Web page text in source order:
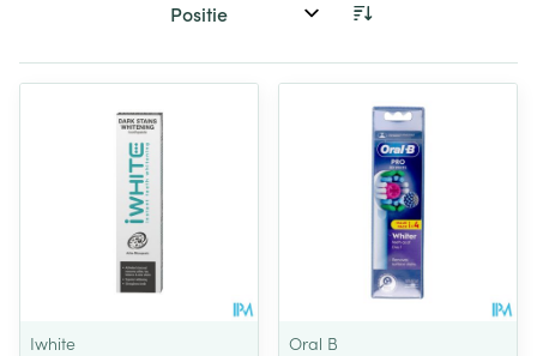
Sorteer op:
Iwhite
Oral B